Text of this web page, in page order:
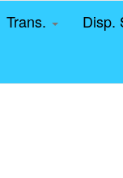
Trans. Disp.